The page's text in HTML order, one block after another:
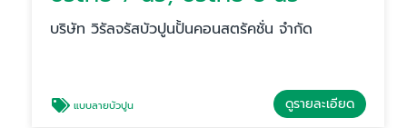
บริษัท วิรัลจรัสบัวปูนปั้นคอนสตรัคชั่น จำกัด
แบบลายบัวปูน ดูรายละเอียด